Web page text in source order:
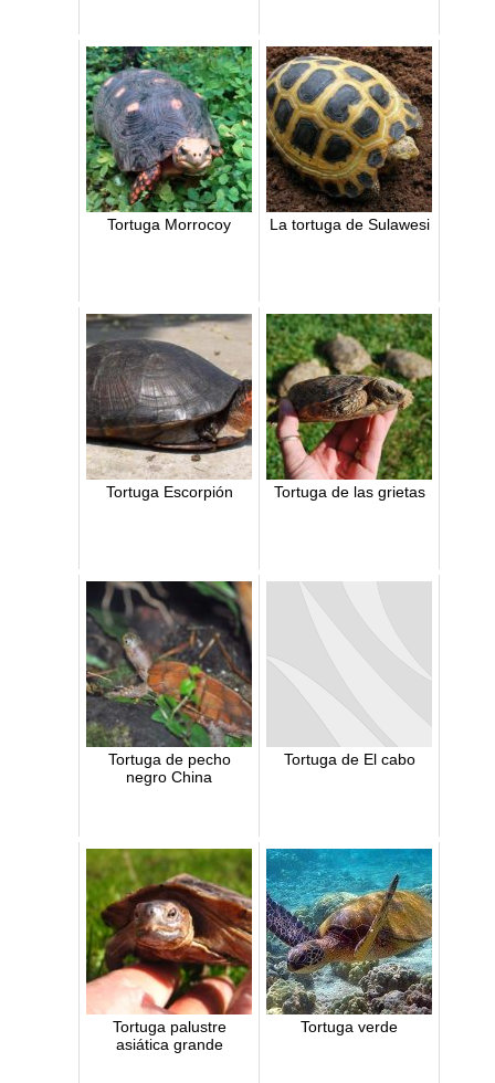
Tortuga Morrocoy La tortuga de Sulawesi
Tortuga Escorpión Tortuga de las grietas
Tortuga de pecho
negro China
Tortuga de El cabo
Tortuga palustre
asiática grande
Tortuga verde